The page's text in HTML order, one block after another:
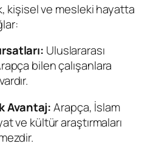
kişisel ve mesleki hayatta
Uluslararası
bilen çalışanlara
Avantaj:Arapça, İslam
ve kültür araştırmaları